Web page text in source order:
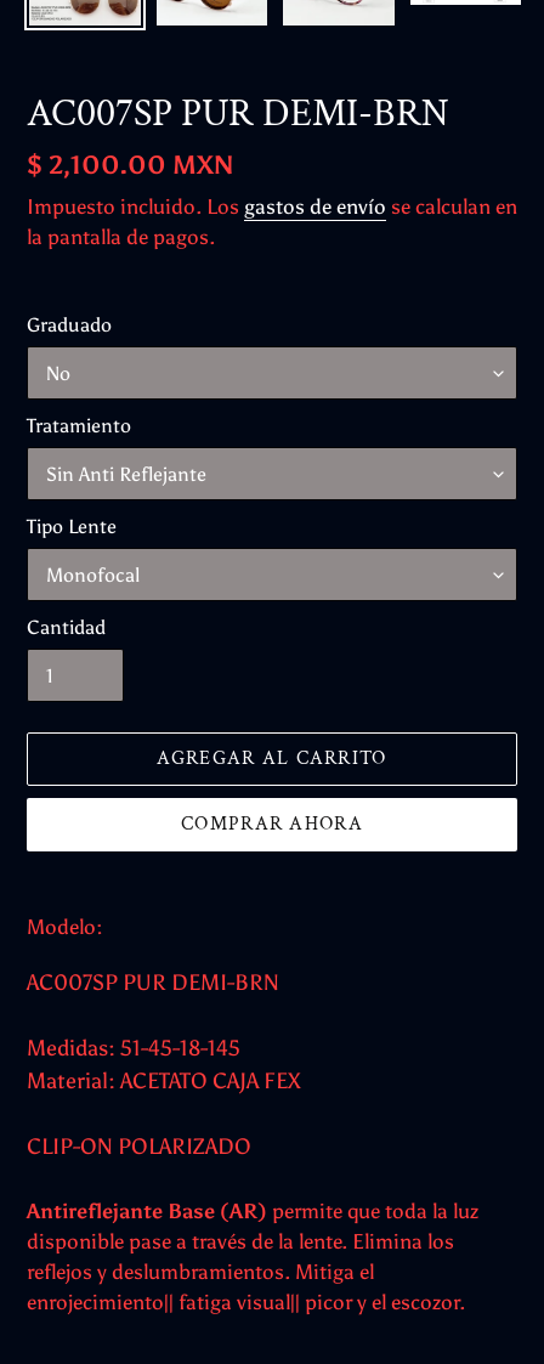
AC007SP PUR DEMI-BRN
Precio
habitual
$ 2,100.00 MXN
Impuesto incluido. Los gastos de envío se calculan en
la pantalla de pagos.
Graduado
Tratamiento
Tipo Lente
Cantidad
AGREGAR AL CARRITO
COMPRAR AHORA
el
a
carrito
Modelo:
AC007SP PUR DEMI-BRN
Medidas: 51-45-18-145
Material: ACETATO CAJA FEX
CLIP-ON POLARIZADO
Antireflejante Base (AR) permite que toda la luz
disponible pase a través de la lente. Elimina los
reflejos y deslumbramientos. Mitiga el
enrojecimiento|| fatiga visual|| picor y el escozor.